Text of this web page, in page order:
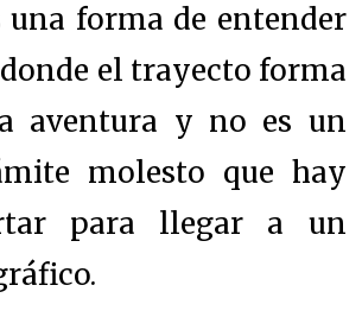
una forma de entender
el trayecto forma
aventura y no es un
molesto que hay
para llegar a un